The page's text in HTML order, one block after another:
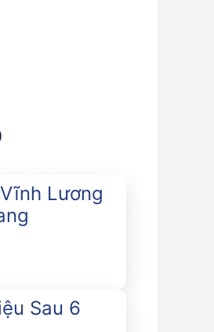
Lương
Sau 6